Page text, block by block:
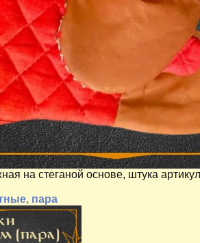
на стеганой основе, штука
пара